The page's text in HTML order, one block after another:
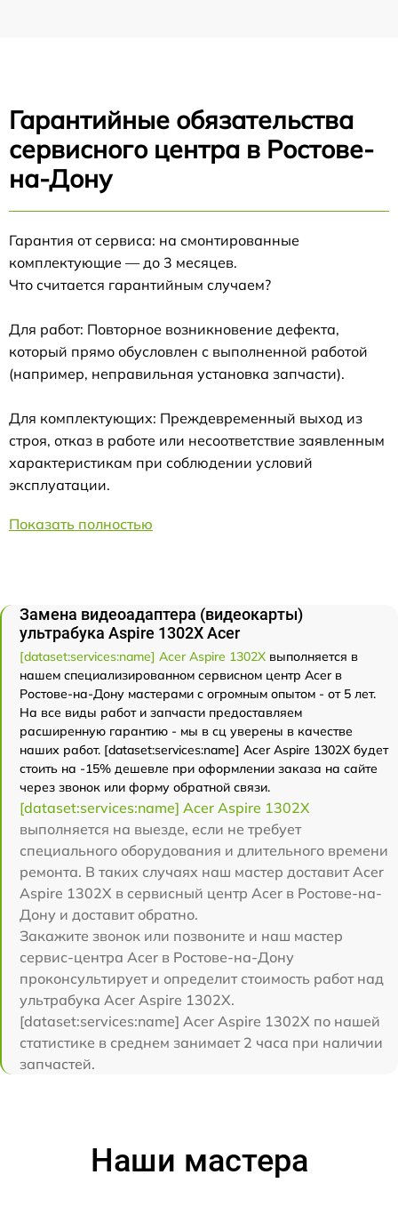
Гарантийные обязательства
сервисного центра в Ростове-
на-Дону
Гарантия от сервиса: на смонтированные
комплектующие — до 3 месяцев.
Что считается гарантийным случаем?
Для работ: Повторное возникновение дефекта,
который прямо обусловлен с выполненной работой
(например, неправильная установка запчасти).
Для комплектующих: Преждевременный выход из
строя, отказ в работе или несоответствие заявленным
характеристикам при соблюдении условий
эксплуатации.
Показать полностью
Замена видеоадаптера (видеокарты)
ультрабука Aspire 1302X Acer
[dataset:services:name] Acer Aspire 1302X выполняется в
нашем специализированном сервисном центр Acer в
Ростове-на-Дону мастерами с огромным опытом - от 5 лет.
На все виды работ и запчасти предоставляем
расширенную гарантию - мы в сц уверены в качестве
наших работ. [dataset:services:name] Acer Aspire 1302X будет
стоить на -15% дешевле при оформлении заказа на сайте
через звонок или форму обратной связи.
[dataset:services:name] Acer Aspire 1302X
выполняется на выезде, если не требует
специального оборудования и длительного времени
ремонта. В таких случаях наш мастер доставит Acer
Aspire 1302X в сервисный центр Acer в Ростове-на-
Дону и доставит обратно.
Закажите звонок или позвоните и наш мастер
сервис-центра Acer в Ростове-на-Дону
проконсультирует и определит стоимость работ над
ультрабука Acer Aspire 1302X.
[dataset:services:name] Acer Aspire 1302X по нашей
статистике в среднем занимает 2 часа при наличии
запчастей.
Наши мастера